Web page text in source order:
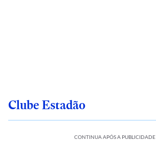
Clube Estadão
CONTINUA APÓS A PUBLICIDADE